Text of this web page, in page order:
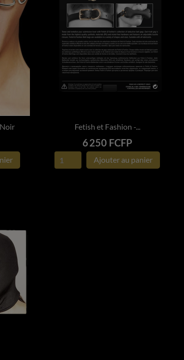
APERÇU RAPIDE
Fetish et Fashion -...
Prix
6 250 FCFP
Ajouter au panier